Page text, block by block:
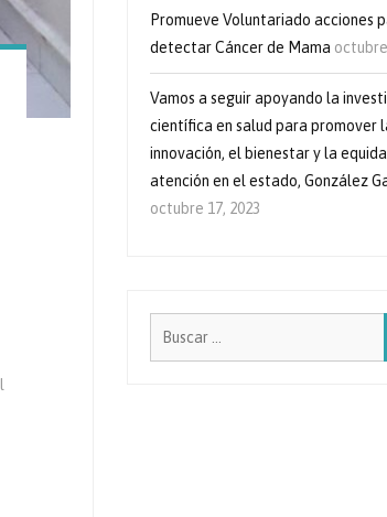
Promueve Voluntariado acciones
detectar Cáncer de Mama octubre
Vamos a seguir apoyando la
científica en salud para promover
innovación, el bienestar y la
atención en el estado, González
octubre 17, 2023